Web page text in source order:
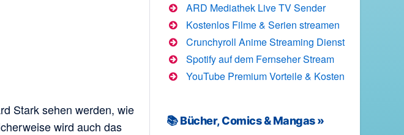
Stark sehen werden, wie
wird auch das
ARD Mediathek Live TV Sender
Kostenlos Filme & Serien streamen
Crunchyroll Anime Streaming Dienst
Spotify auf dem Fernseher Stream
YouTube Premium Vorteile & Kosten
📚 Bücher, Comics & Mangas »